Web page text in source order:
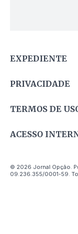
EXPEDIENTE
PRIVACIDADE
TERMOS DE
ACESSO
© 2026 Jornal Opção.
09.236.355/0001-59.